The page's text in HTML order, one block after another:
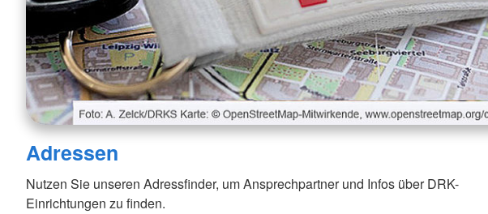
Adressen
Nutzen Sie unseren Adressfinder, um Ansprechpartner und Infos über DRK-
Einrichtungen zu finden.